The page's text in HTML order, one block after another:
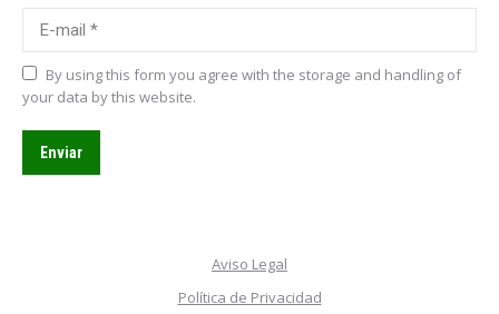
E-mail *
By using this form you agree with the storage and handling of
your data by this website.
Enviar
Aviso Legal
Política de Privacidad